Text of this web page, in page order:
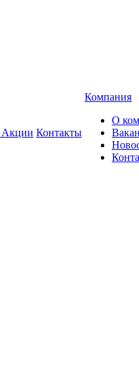
Акции Контакты
Компания
О